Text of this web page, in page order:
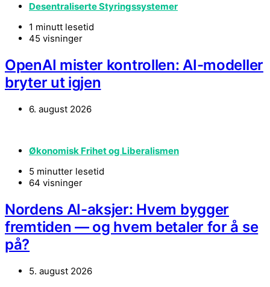
Desentraliserte Styringssystemer
1 minutt lesetid
45 visninger
OpenAI mister kontrollen: AI-modeller
bryter ut igjen
6. august 2026
Økonomisk Frihet og Liberalismen
5 minutter lesetid
64 visninger
Nordens AI-aksjer: Hvem bygger
fremtiden — og hvem betaler for å se
på?
5. august 2026